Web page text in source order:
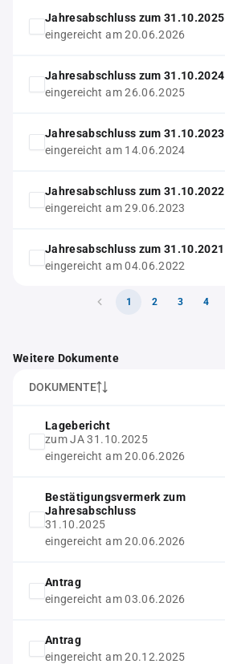
Jahresabschluss zum 31.10.2025
eingereicht am 20.06.2026
Jahresabschluss zum 31.10.2024
eingereicht am 26.06.2025
Jahresabschluss zum 31.10.2023
eingereicht am 14.06.2024
Jahresabschluss zum 31.10.2022
eingereicht am 29.06.2023
Jahresabschluss zum 31.10.2021
eingereicht am 04.06.2022
1 2 3 4
Weitere Dokumente
DOKUMENTE
Lagebericht
zum JA 31.10.2025
eingereicht am 20.06.2026
Bestätigungsvermerk zum
Jahresabschluss
31.10.2025
eingereicht am 20.06.2026
Antrag
eingereicht am 03.06.2026
Antrag
eingereicht am 20.12.2025